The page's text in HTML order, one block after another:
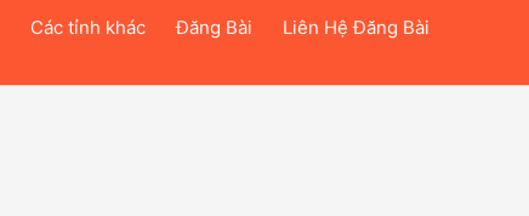
Các tỉnh khác Đăng Bài Liên Hệ Đăng Bài